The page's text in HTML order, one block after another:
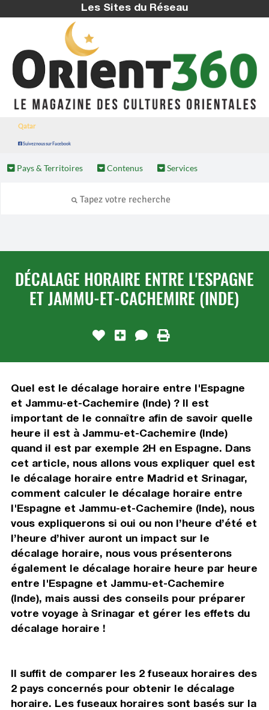
Les Sites du Réseau
Qatar
Suivez nous sur Facebook
Pays & Territoires Contenus Services
DÉCALAGE HORAIRE ENTRE L'ESPAGNE
ET JAMMU-ET-CACHEMIRE (INDE)
Quel est le décalage horaire entre l'Espagne
et Jammu-et-Cachemire (Inde) ? Il est
important de le connaître afin de savoir quelle
heure il est à Jammu-et-Cachemire (Inde)
quand il est par exemple 2H en Espagne. Dans
cet article, nous allons vous expliquer quel est
le décalage horaire entre Madrid et Srinagar,
comment calculer le décalage horaire entre
l'Espagne et Jammu-et-Cachemire (Inde), nous
vous expliquerons si oui ou non l’heure d’été et
l’heure d’hiver auront un impact sur le
décalage horaire, nous vous présenterons
également le décalage horaire heure par heure
entre l'Espagne et Jammu-et-Cachemire
(Inde), mais aussi des conseils pour préparer
votre voyage à Srinagar et gérer les effets du
décalage horaire !
Il suffit de comparer les 2 fuseaux horaires des
2 pays concernés pour obtenir le décalage
horaire. Les fuseaux horaires sont basés sur la